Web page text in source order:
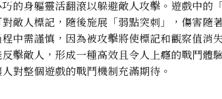
的身軀靈活翻滾以躲避敵人攻擊。遊戲中的「
敵人標記，隨後施展「弱點突刺」，傷害隨
中需謹慎，因為被攻擊將使標記和觀察值消
擊敵人，形成一種高效且令人上癮的戰鬥體
對整個遊戲的戰鬥機制充滿期待。